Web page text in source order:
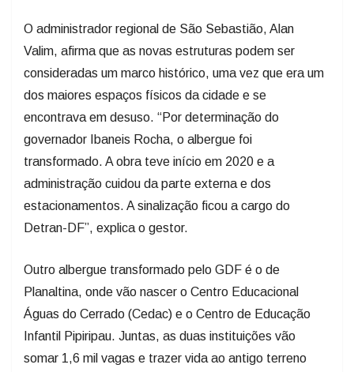
O administrador regional de São Sebastião, Alan
Valim, afirma que as novas estruturas podem ser
consideradas um marco histórico, uma vez que era um
dos maiores espaços físicos da cidade e se
encontrava em desuso. “Por determinação do
governador Ibaneis Rocha, o albergue foi
transformado. A obra teve início em 2020 e a
administração cuidou da parte externa e dos
estacionamentos. A sinalização ficou a cargo do
Detran-DF”, explica o gestor.
Outro albergue transformado pelo GDF é o de
Planaltina, onde vão nascer o Centro Educacional
Águas do Cerrado (Cedac) e o Centro de Educação
Infantil Pipiripau. Juntas, as duas instituições vão
somar 1,6 mil vagas e trazer vida ao antigo terreno